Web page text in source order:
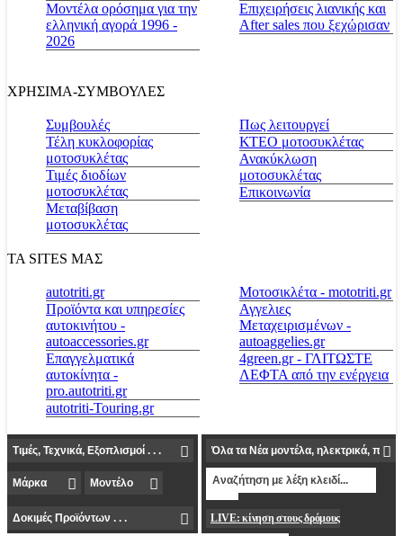
Μοντέλα ορόσημα για την
ελληνική αγορά 1996 -
2026
Επιχειρήσεις λιανικής και
After sales που ξεχώρισαν
ΧΡΗΣΙΜΑ-ΣΥΜΒΟΥΛΕΣ
Συμβουλές
Τέλη κυκλοφορίας
μοτοσυκλέτας
Τιμές διοδίων
μοτοσυκλέτας
Μεταβίβαση
μοτοσυκλέτας
Πως λειτουργεί
ΚΤΕΟ μοτοσυκλέτας
Ανακύκλωση
μοτοσυκλέτας
Επικοινωνία
ΤΑ SITES ΜΑΣ
autotriti.gr
Προϊόντα και υπηρεσίες
αυτοκινήτου -
autoaccessories.gr
Επαγγελματικά
αυτοκίνητα -
pro.autotriti.gr
autotriti-Touring.gr
Μοτοσικλέτα - mototriti.gr
Αγγελιες
Μεταχειρισμένων -
autoaggelies.gr
4green.gr - ΓΛΙΤΩΣΤΕ
ΛΕΦΤΑ από την ενέργεια
LIVE: κίνηση στους δρόμους